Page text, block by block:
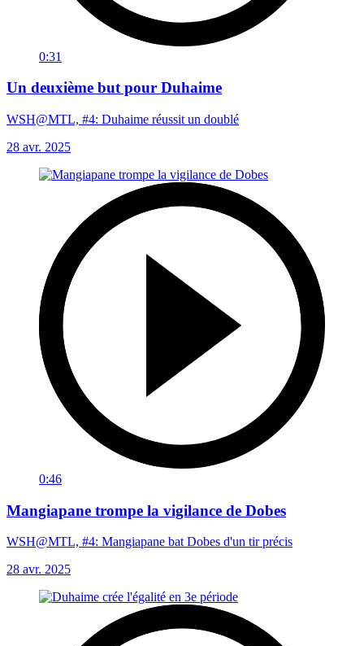
0:31
Un deuxième but pour Duhaime
WSH@MTL, #4: Duhaime réussit un doublé
28 avr. 2025
0:46
Mangiapane trompe la vigilance de Dobes
WSH@MTL, #4: Mangiapane bat Dobes d'un tir précis
28 avr. 2025